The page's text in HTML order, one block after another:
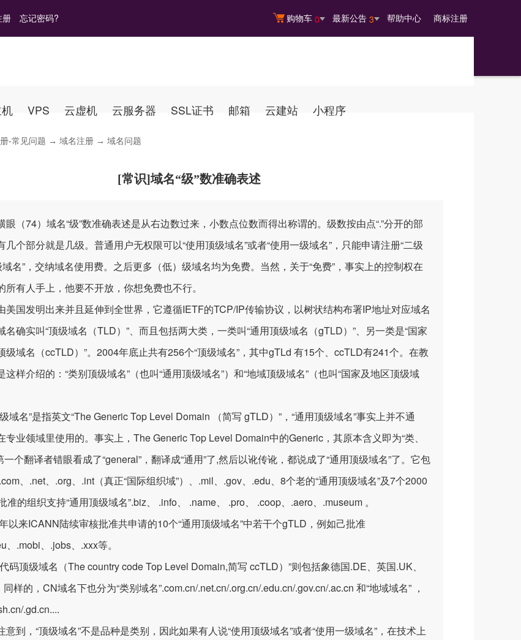
购物车 0 最新公告 3 帮助中心 商标注册
册 忘记密码?
VPS 云虚机 云服务器 SSL证书 邮箱 云建站 小程序
-常见问题 → 域名注册 → 域名问题
[常识]域名“级”数准确表述
眼（74）域名“级”数准确表述是从右边数过来，小数点位数而得出称谓的。级数按由点“.”分开的部
几个部分就是几级。普通用户无权限可以“使用顶级域名”或者“使用一级域名”，只能申请注册“二级
域名”，交纳域名使用费。之后更多（低）级域名均为免费。当然，关于“免费”，事实上的控制权在
所有人手上，他要不开放，你想免费也不行。
美国发明出来并且延伸到全世界，它遵循IETF的TCP/IP传输协议，以树状结构布署IP地址对应域名
名确实叫“顶级域名（TLD）”、而且包括两大类，一类叫“通用顶级域名（gTLD）”、另一类是“国家
级域名（ccTLD）”。2004年底止共有256个“顶级域名”，其中gTLd 有15个、ccTLD有241个。在教
这样介绍的：“类别顶级域名”（也叫“通用顶级域名”）和“地域顶级域名”（也叫“国家及地区顶级域
域名”是指英文“The Generic Top Level Domain （简写 gTLD）”，“通用顶级域名”事实上并不通
专业领域里使用的。事实上，The Generic Top Level Domain中的Generic，其原本含义即为“类、
一个翻译者错眼看成了“general”，翻译成“通用”了,然后以讹传讹，都说成了“通用顶级域名”了。它包
、.net、.org、.int（真正“国际组织域”）、.mil、.gov、.edu、8个老的“通用顶级域名”及7个2000
准的组织支持“通用顶级域名”.biz、 .info、 .name、 .pro、 .coop、.aero、.museum 。
以来ICANN陆续审核批准共申请的10个“通用顶级域名”中若干个gTLD，例如己批准
、.mobi、.jobs、.xxx等。
码顶级域名（The country code Top Level Domain,简写 ccTLD）”则包括象德国.DE、英国.UK、
样的，CN域名下也分为“类别域名”.com.cn/.net.cn/.org.cn/.edu.cn/.gov.cn/.ac.cn 和“地域域名” ，
.gd.cn....
意到，“顶级域名”不是品种是类别，因此如果有人说“使用顶级域名”或者“使用一级域名”，在技术上